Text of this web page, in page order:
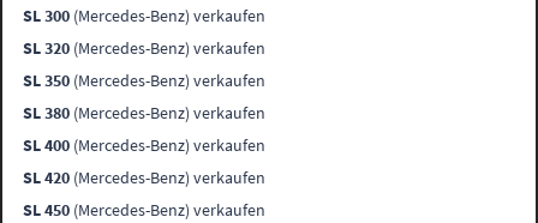
SL 300 (Mercedes-Benz) verkaufen
SL 320 (Mercedes-Benz) verkaufen
SL 350 (Mercedes-Benz) verkaufen
SL 380 (Mercedes-Benz) verkaufen
SL 400 (Mercedes-Benz) verkaufen
SL 420 (Mercedes-Benz) verkaufen
SL 450 (Mercedes-Benz) verkaufen